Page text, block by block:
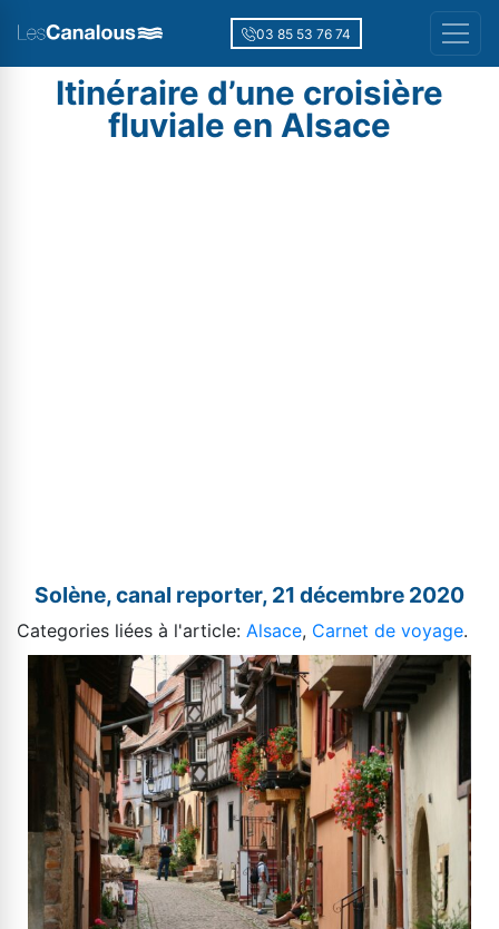
03 85 53 76 74
Itinéraire d’une croisière
fluviale en Alsace
Solène, canal reporter, 21 décembre 2020
Categories liées à l'article: Alsace, Carnet de voyage.